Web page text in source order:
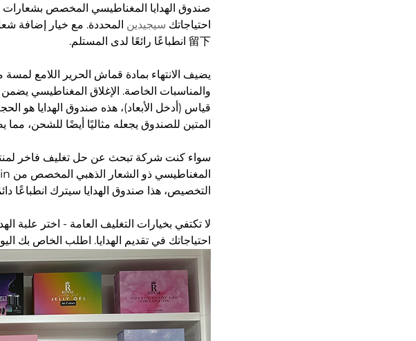
احتياجاتك سيجيدين المحددة. مع خيار إضافة
留下 انطباعًا رائعًا لدى المستلم.
يضيف الانتهاء بمادة قماش الحرير اللامع لمسة
والمناسبات الخاصة. الإغلاق المغناطيسي
قياس (أدخل الأبعاد)، هذه صندوق الهدايا هو
المتين للصندوق يجعله مثاليًا أيضًا للشحن،
سواء كنت شركة تبحث عن حل تغليف فاخر
التخصيص، هذا صندوق الهدايا سيترك انطباعًا
لا تكتفي بخيارات التغليف العامة - اختر علبة
احتياجاتك في تقديم الهدايا. اطلب الخاص بك